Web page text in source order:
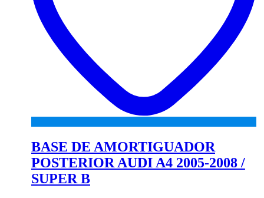
BASE DE AMORTIGUADOR
POSTERIOR AUDI A4 2005-2008 /
SUPER B